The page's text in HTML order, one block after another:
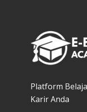
Platform
Karir Anda